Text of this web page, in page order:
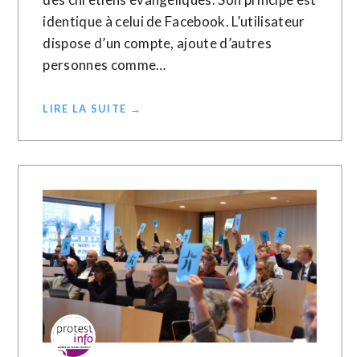
identique à celui de Facebook. L’utilisateur
dispose d’un compte, ajoute d’autres
personnes comme…
LIRE LA SUITE →